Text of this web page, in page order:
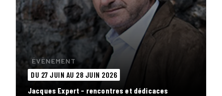
ÉVÈNEMENT
DU 27 JUIN AU 28 JUIN 2026
Jacques Expert - rencontres et dédicaces